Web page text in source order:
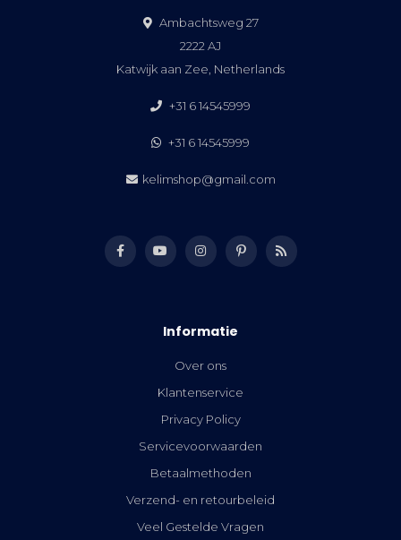
Ambachtsweg 27
2222 AJ
Katwijk aan Zee, Netherlands
+31 6 14545999
+31 6 14545999
kelimshop@gmail.com
Informatie
Over ons
Klantenservice
Privacy Policy
Servicevoorwaarden
Betaalmethoden
Verzend- en retourbeleid
Veel Gestelde Vragen